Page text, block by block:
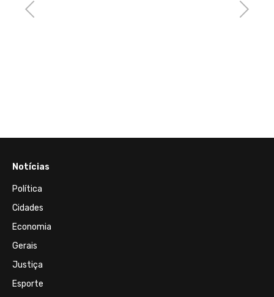
Previous Next
Notícias
Política
Cidades
Economia
Gerais
Justiça
Esporte